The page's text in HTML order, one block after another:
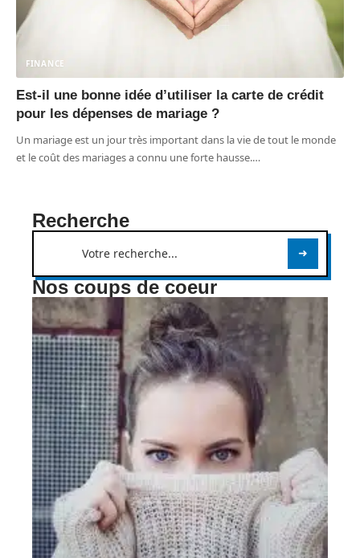
FINANCE
Est-il une bonne idée d’utiliser la carte de crédit
pour les dépenses de mariage ?
Un mariage est un jour très important dans la vie de tout le monde
et le coût des mariages a connu une forte hausse.…
Recherche
Nos coups de coeur